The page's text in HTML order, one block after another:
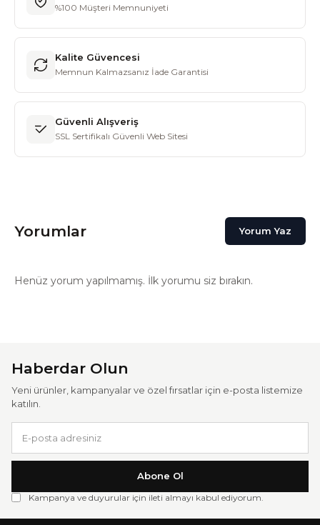
%100 Müşteri Memnuniyeti
Kalite Güvencesi
Memnun Kalmazsanız İade Garantisi
Güvenli Alışveriş
SSL Sertifikalı Güvenli Web Sitesi
Yorumlar Yorum Yaz
Henüz yorum yapılmamış. İlk yorumu siz bırakın.
Haberdar Olun
Yeni ürünler, kampanyalar ve özel fırsatlar için e-posta listemize
katılın.
Abone Ol
Kampanya ve duyurular için ileti almayı kabul ediyorum.